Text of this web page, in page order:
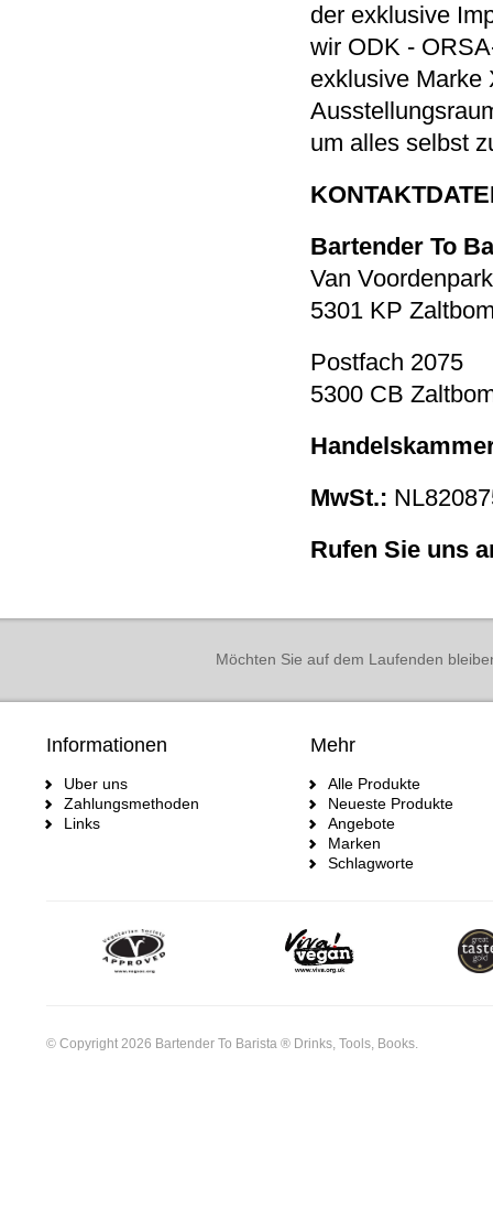
der exklusive
wir ODK -
exklusive Marke
um alles selbst
Bartender To
Van
5301 KP
Postfach 2075
5300 CB
MwSt.:
Rufen Sie uns
Möchten Sie auf dem Laufenden
Informationen
Uber uns
Zahlungsmethoden
Links
Mehr
Alle Produkte
Neueste Produkte
Angebote
Marken
Schlagworte
© Copyright 2026 Bartender To Barista ® Drinks, Tools, Books.